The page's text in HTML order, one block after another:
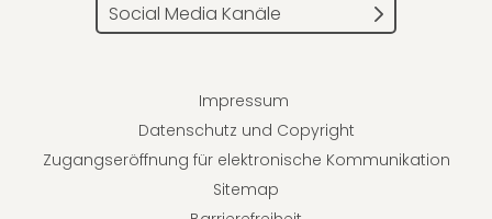
Social Media Kanäle
Impressum
Datenschutz und Copyright
Zugangseröffnung für elektronische Kommunikation
Sitemap